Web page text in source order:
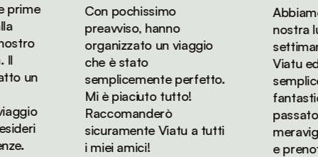
un
Con pochissimo
preavviso, hanno
organizzato un viaggio
che è stato
semplicemente perfetto.
Mi è piaciuto tutto!
Raccomanderò
sicuramente Viatu a tutti
i miei amici!
Abbiamo
nostra
Viatu ed
passato
e